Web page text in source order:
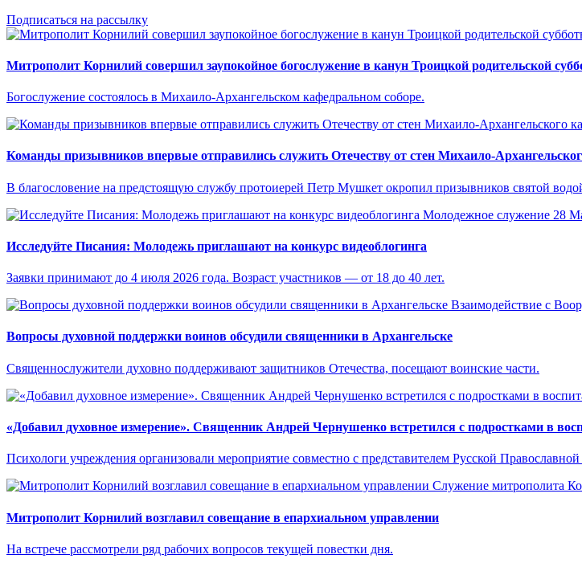
Подписаться на рассылку
Митрополит Корнилий совершил заупокойное богослужение в канун Троицкой родительской
Богослужение состоялось в Михаило-Архангельском кафедральном соборе.
Команды призывников впервые отправились служить Отечеству от стен Михаило-
В благословение на предстоящую службу протоиерей Петр Мушкет окропил призывников святой
Молодежное служение 28
Исследуйте Писания: Молодежь приглашают на конкурс видеоблогинга
Заявки принимают до 4 июля 2026 года. Возраст участников — от 18 до 40 лет.
Взаимодействие с
Вопросы духовной поддержки воинов обсудили священники в Архангельске
Священнослужители духовно поддерживают защитников Отечества, посещают воинские части.
«Добавил духовное измерение». Священник Андрей Чернушенко встретился с подростками в
Психологи учреждения организовали мероприятие совместно с представителем Русской
Служение митрополита
Митрополит Корнилий возглавил совещание в епархиальном управлении
На встрече рассмотрели ряд рабочих вопросов текущей повестки дня.